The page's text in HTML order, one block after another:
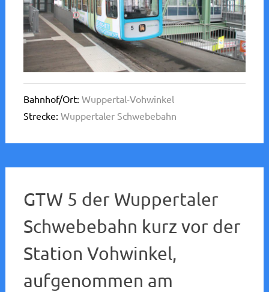
Bahnhof/Ort: Wuppertal-Vohwinkel
Strecke: Wuppertaler Schwebebahn
GTW 5 der Wuppertaler
Schwebebahn kurz vor der
Station Vohwinkel,
aufgenommen am